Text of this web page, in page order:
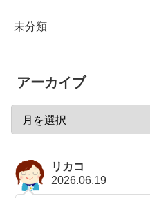
未分類
アーカイブ
リカコ
2026.06.19